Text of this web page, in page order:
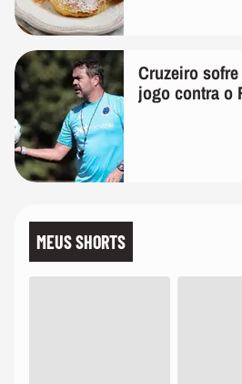
Cruzeiro
jogo contra o
MEUS SHORTS